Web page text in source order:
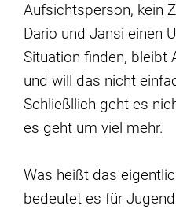
Aufsichtsperson, kein
Dario und Jansi einen
Situation finden, bleibt
und will das nicht
Schließllich geht es
es geht um viel mehr.
Was heißt das
bedeutet es für